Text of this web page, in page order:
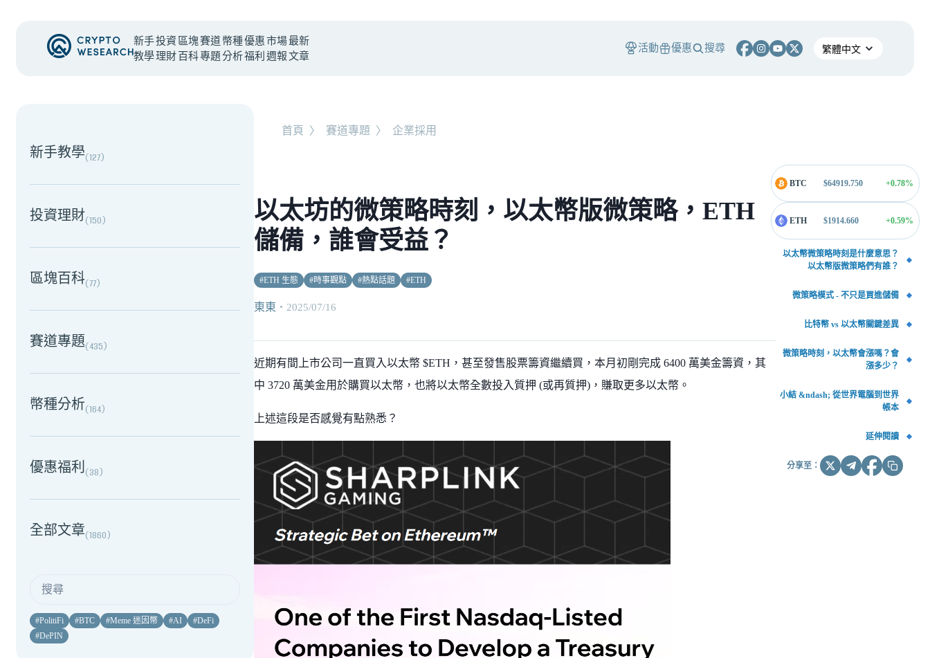
新手
教學
投資
理財
區塊
百科
賽道
專題
幣種
分析
優惠
福利
市場
週報
最新
文章
活動 優惠 搜尋
NEW EVENT
新手教學(127)
投資理財(150)
區塊百科(77)
賽道專題(435)
幣種分析(164)
優惠福利(38)
全部文章(1860)
#PolitiFi #BTC #Meme 迷因幣 #AI #DeFi
#DePIN
首頁 〉 賽道專題 〉 企業採用
以太坊的微策略時刻，以太幣版微策略，ETH
儲備，誰會受益？
#ETH 生態 #時事觀點 #熱點話題 #ETH
東東 ・ 2025/07/16
近期有間上市公司一直買入以太幣 $ETH，甚至發售股票籌資繼續買，本月初剛完成 6400 萬美金籌資，其
中 3720 萬美金用於購買以太幣，也將以太幣全數投入質押 (或再質押)，賺取更多以太幣。
上述這段是否感覺有點熟悉？
BTC $64919.750 +0.78%
ETH $1914.660 +0.59%
以太幣微策略時刻是什麼意思？
以太幣版微策略們有誰？
微策略模式 - 不只是買進儲備
比特幣 vs 以太幣關鍵差異
微策略時刻，以太幣會漲嗎？會
漲多少？
小結 &ndash; 從世界電腦到世界
帳本
延伸閱讀
分享至：